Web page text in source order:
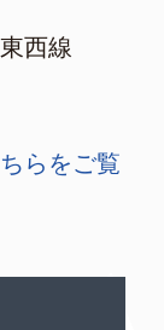
西線
らをご覧